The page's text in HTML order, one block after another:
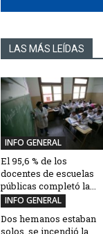
LAS MÁS LEÍDAS
INFO GENERAL
El 95,6 % de los
docentes de escuelas
públicas completó la...
INFO GENERAL
Dos hemanos estaban
solos, se incendió la